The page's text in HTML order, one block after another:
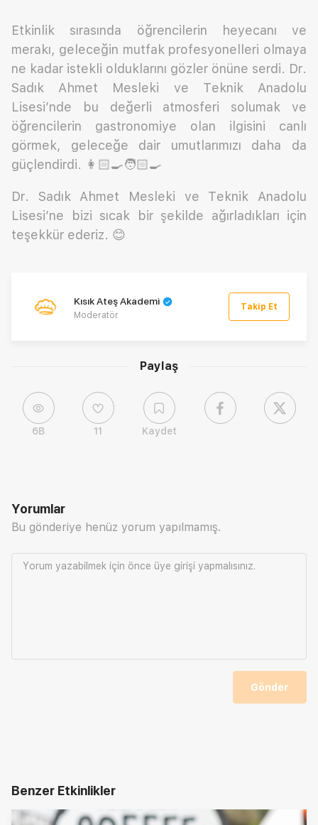
Paylaş
6B 11 Kaydet
Etkinlik sırasında öğrencilerin heyecanı ve
merakı, geleceğin mutfak profesyonelleri olmaya
ne kadar istekli olduklarını gözler önüne serdi. Dr.
Sadık Ahmet Mesleki ve Teknik Anadolu
Lisesi’nde bu değerli atmosferi solumak ve
öğrencilerin gastronomiye olan ilgisini canlı
görmek, geleceğe dair umutlarımızı daha da
güçlendirdi. 👩🏻‍🍳🧑🏻‍🍳
Dr. Sadık Ahmet Mesleki ve Teknik Anadolu
Lisesi’ne bizi sıcak bir şekilde ağırladıkları için
teşekkür ederiz. 😊
Kısık Ateş Akademi
Moderatör
Takip Et
Yorumlar
Bu gönderiye henüz yorum yapılmamış.
Yorum yazabilmek için önce üye girişi yapmalısınız.
Gönder
Benzer Etkinlikler